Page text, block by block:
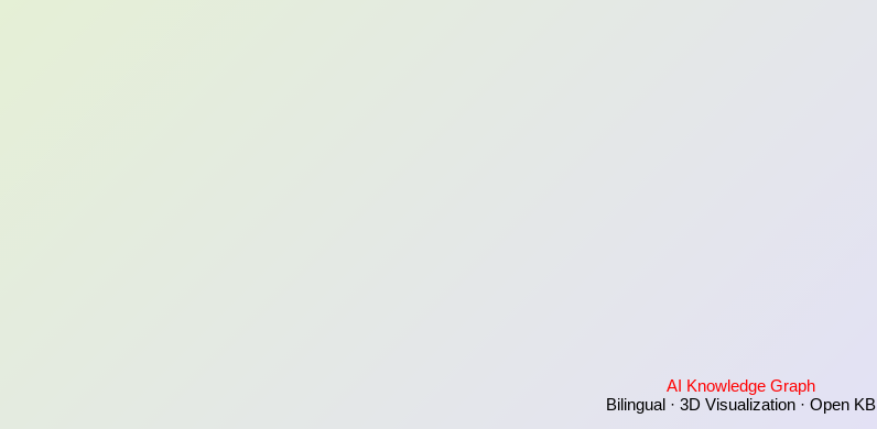
AI Knowledge Graph
Bilingual · 3D Visualization · Open KB